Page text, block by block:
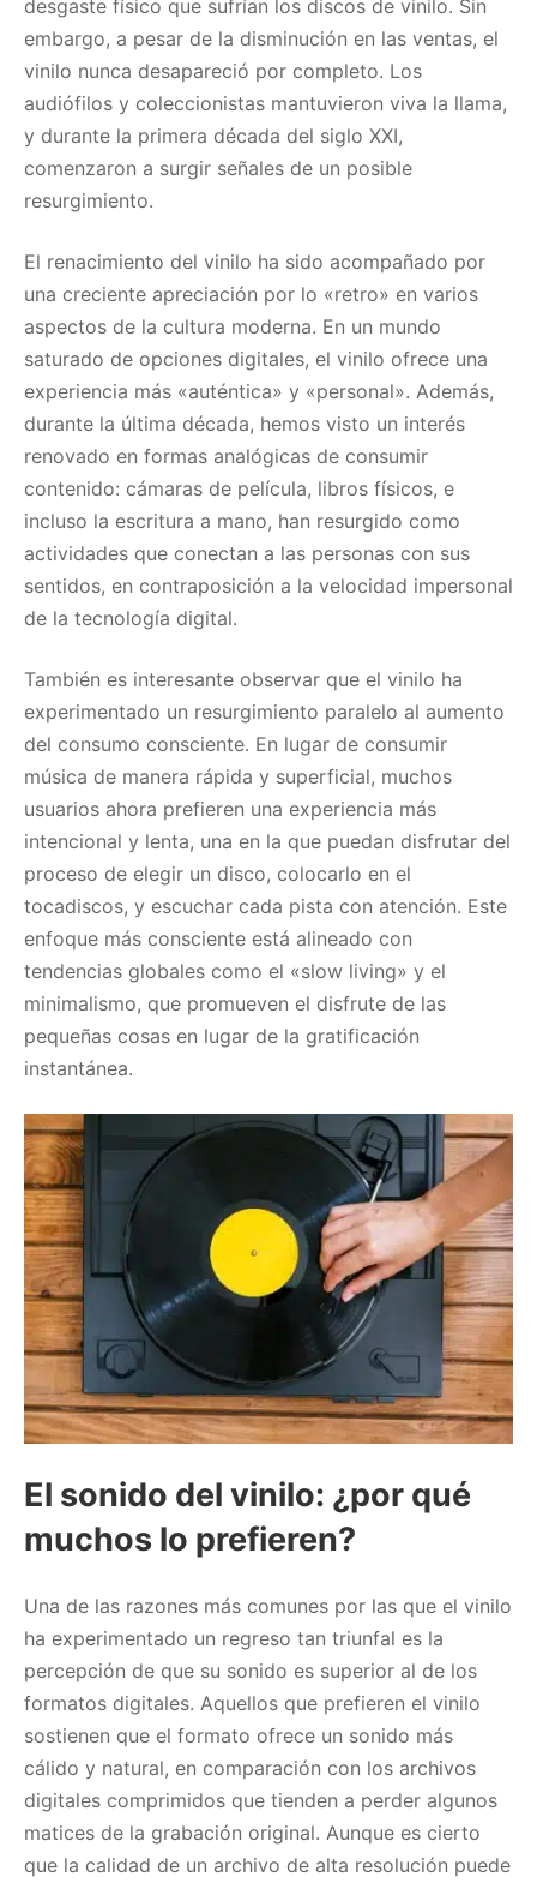
desgaste físico que sufrían los discos de vinilo. Sin
embargo, a pesar de la disminución en las ventas, el
vinilo nunca desapareció por completo. Los
audiófilos y coleccionistas mantuvieron viva la llama,
y durante la primera década del siglo XXI,
comenzaron a surgir señales de un posible
resurgimiento.
El renacimiento del vinilo ha sido acompañado por
una creciente apreciación por lo «retro» en varios
aspectos de la cultura moderna. En un mundo
saturado de opciones digitales, el vinilo ofrece una
experiencia más «auténtica» y «personal». Además,
durante la última década, hemos visto un interés
renovado en formas analógicas de consumir
contenido: cámaras de película, libros físicos, e
incluso la escritura a mano, han resurgido como
actividades que conectan a las personas con sus
sentidos, en contraposición a la velocidad impersonal
de la tecnología digital.
También es interesante observar que el vinilo ha
experimentado un resurgimiento paralelo al aumento
del consumo consciente. En lugar de consumir
música de manera rápida y superficial, muchos
usuarios ahora prefieren una experiencia más
intencional y lenta, una en la que puedan disfrutar del
proceso de elegir un disco, colocarlo en el
tocadiscos, y escuchar cada pista con atención. Este
enfoque más consciente está alineado con
tendencias globales como el «slow living» y el
minimalismo, que promueven el disfrute de las
pequeñas cosas en lugar de la gratificación
instantánea.
El sonido del vinilo: ¿por qué
muchos lo prefieren?
Una de las razones más comunes por las que el vinilo
ha experimentado un regreso tan triunfal es la
percepción de que su sonido es superior al de los
formatos digitales. Aquellos que prefieren el vinilo
sostienen que el formato ofrece un sonido más
cálido y natural, en comparación con los archivos
digitales comprimidos que tienden a perder algunos
matices de la grabación original. Aunque es cierto
que la calidad de un archivo de alta resolución puede